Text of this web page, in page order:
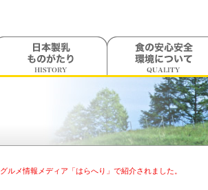
グルメ情報メディア「はらへり」で紹介されました。